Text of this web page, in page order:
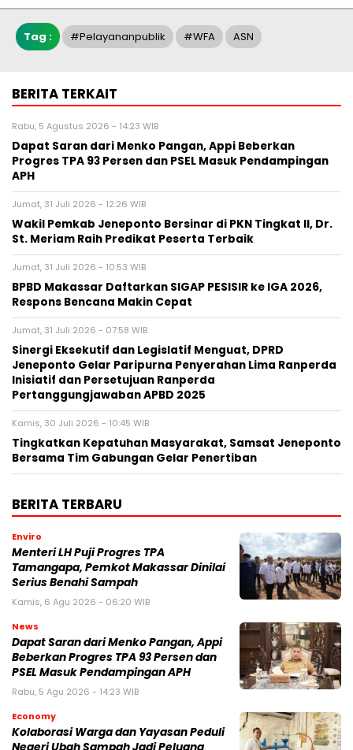
Tag : #pelayananpublik #WFA ASN
BERITA TERKAIT
Rabu, 5 Agustus 2026 - 14:23 WIB
Dapat Saran dari Menko Pangan, Appi Beberkan
Progres TPA 93 Persen dan PSEL Masuk Pendampingan
APH
Jumat, 31 Juli 2026 - 12:26 WIB
Wakil Pemkab Jeneponto Bersinar di PKN Tingkat II, Dr.
St. Meriam Raih Predikat Peserta Terbaik
Jumat, 31 Juli 2026 - 10:53 WIB
BPBD Makassar Daftarkan SIGAP PESISIR ke IGA 2026,
Respons Bencana Makin Cepat
Jumat, 31 Juli 2026 - 07:58 WIB
Sinergi Eksekutif dan Legislatif Menguat, DPRD
Jeneponto Gelar Paripurna Penyerahan Lima Ranperda
Inisiatif dan Persetujuan Ranperda
Pertanggungjawaban APBD 2025
Kamis, 30 Juli 2026 - 10:45 WIB
Tingkatkan Kepatuhan Masyarakat, Samsat Jeneponto
Bersama Tim Gabungan Gelar Penertiban
BERITA TERBARU
Enviro
Menteri LH Puji Progres TPA
Tamangapa, Pemkot Makassar Dinilai
Serius Benahi Sampah
Kamis, 6 Agu 2026 - 06:20 WIB
News
Dapat Saran dari Menko Pangan, Appi
Beberkan Progres TPA 93 Persen dan
PSEL Masuk Pendampingan APH
Rabu, 5 Agu 2026 - 14:23 WIB
Economy
Kolaborasi Warga dan Yayasan Peduli